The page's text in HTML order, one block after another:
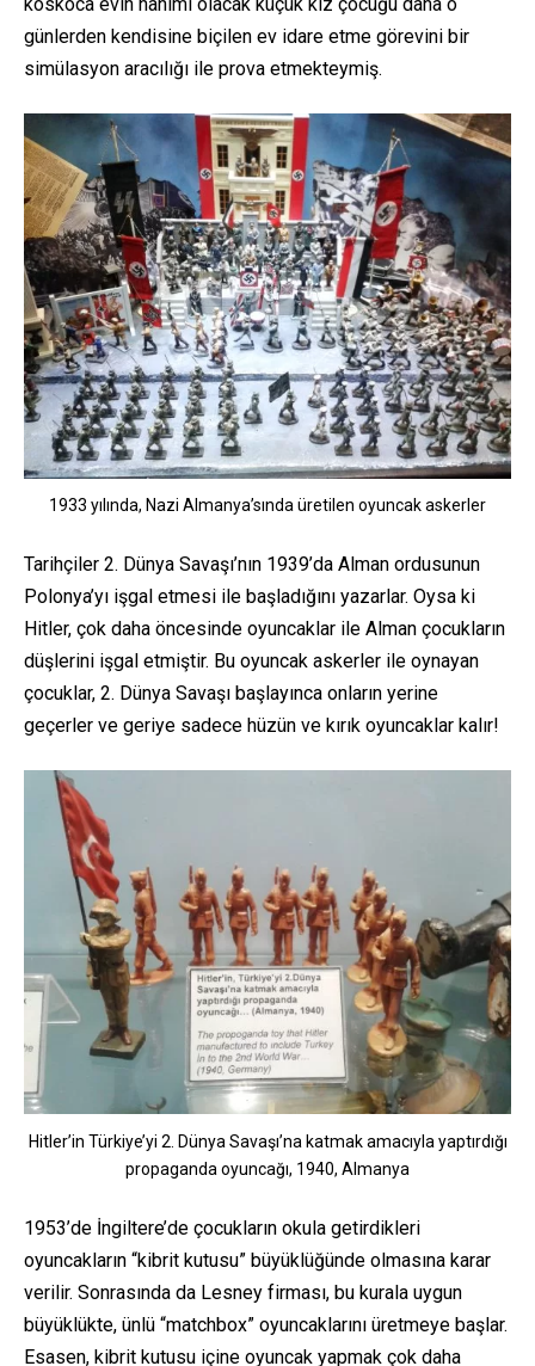
günlerden kendisine biçilen ev idare etme görevini bir
simülasyon aracılığı ile prova etmekteymiş.
1933 yılında, Nazi Almanya’sında üretilen oyuncak askerler
Tarihçiler 2. Dünya Savaşı’nın 1939’da Alman ordusunun
Polonya’yı işgal etmesi ile başladığını yazarlar. Oysa ki
Hitler, çok daha öncesinde oyuncaklar ile Alman çocukların
düşlerini işgal etmiştir. Bu oyuncak askerler ile oynayan
çocuklar, 2. Dünya Savaşı başlayınca onların yerine
geçerler ve geriye sadece hüzün ve kırık oyuncaklar kalır!
Hitler’in Türkiye’yi 2. Dünya Savaşı’na katmak amacıyla yaptırdığı
propaganda oyuncağı, 1940, Almanya
1953’de İngiltere’de çocukların okula getirdikleri
oyuncakların “kibrit kutusu” büyüklüğünde olmasına karar
verilir. Sonrasında da Lesney firması, bu kurala uygun
büyüklükte, ünlü “matchbox” oyuncaklarını üretmeye başlar.
Esasen, kibrit kutusu içine oyuncak yapmak çok daha